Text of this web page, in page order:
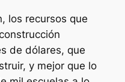
los recursos que
de dólares, que
y mejor que lo